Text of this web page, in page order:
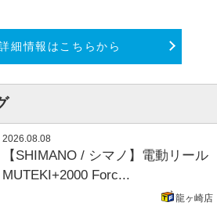
細情報はこちらから
2026.08.08
【SHIMANO / シマノ】電動リール
MUTEKI+2000 Forc...
龍ヶ崎店